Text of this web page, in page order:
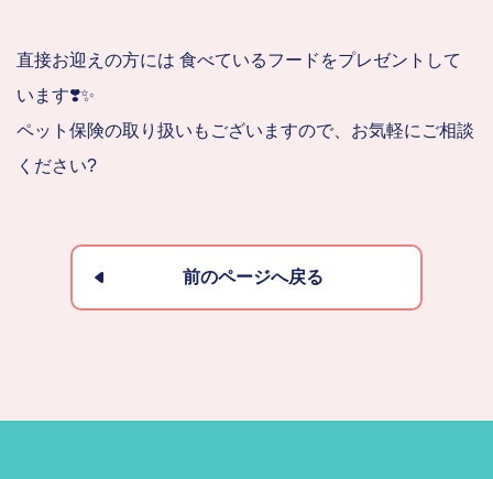
直接お迎えの方には 食べているフードをプレゼントして
います❣️✨
ペット保険の取り扱いもございますので、お気軽にご相談
ください?
前のページへ戻る